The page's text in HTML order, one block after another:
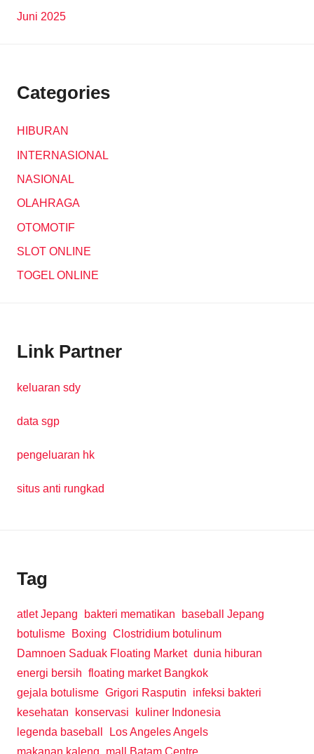
Juni 2025
Categories
HIBURAN
INTERNASIONAL
NASIONAL
OLAHRAGA
OTOMOTIF
SLOT ONLINE
TOGEL ONLINE
Link Partner
keluaran sdy
data sgp
pengeluaran hk
situs anti rungkad
Tag
atlet Jepang bakteri mematikan
baseball Jepang
botulisme
Boxing Clostridium botulinum
Damnoen Saduak Floating Market dunia hiburan
energi bersih floating market Bangkok
gejala botulisme Grigori Rasputin
infeksi bakteri
kesehatan
konservasi
kuliner Indonesia
legenda baseball
Los Angeles Angels